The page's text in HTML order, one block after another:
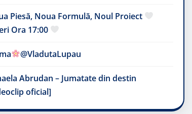
Piesă, Noua Formulă, Noul Proiect
Ora 17:00
@VladutaLupau
Abrudan – Jumatate din destin
oficial]